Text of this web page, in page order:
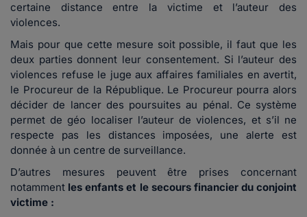
certaine distance entre la victime et l’auteur des
violences.
Mais pour que cette mesure soit possible, il faut que les
deux parties donnent leur consentement. Si l’auteur des
violences refuse le juge aux affaires familiales en avertit,
le Procureur de la République. Le Procureur pourra alors
décider de lancer des poursuites au pénal. Ce système
permet de géo localiser l’auteur de violences, et s’il ne
respecte pas les distances imposées, une alerte est
donnée à un centre de surveillance.
D’autres mesures peuvent être prises concernant
notamment les enfants et le secours financier du conjoint
victime :